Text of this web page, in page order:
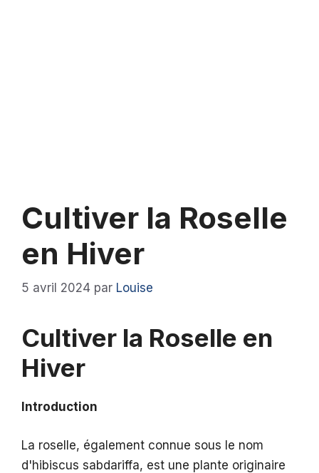
Cultiver la Roselle
en Hiver
5 avril 2024 par Louise
Cultiver la Roselle en
Hiver
Introduction
La roselle, également connue sous le nom
d'hibiscus sabdariffa, est une plante originaire